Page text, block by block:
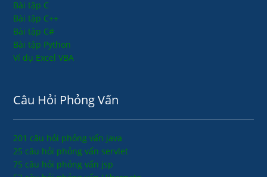
Bài tập C
Bài tập C++
Bài tập C#
Bài tập Python
Ví dụ Excel VBA
Câu Hỏi Phỏng Vấn
201 câu hỏi phỏng vấn java
25 câu hỏi phỏng vấn servlet
75 câu hỏi phỏng vấn jsp